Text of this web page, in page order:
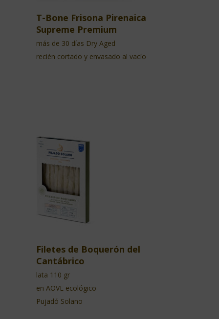
T-Bone Frisona Pirenaica
Supreme Premium
más de 30 días Dry Aged
recién cortado y envasado al vacío
Filetes de Boquerón del
Cantábrico
lata 110 gr
en AOVE ecológico
Pujadó Solano